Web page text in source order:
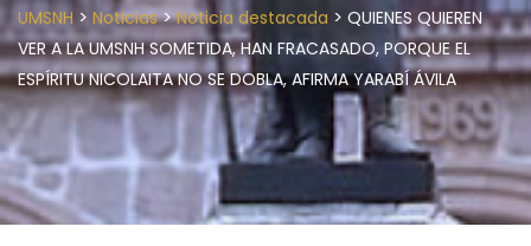
UMSNH > Noticias>Noticia destacada > QUIENES QUIEREN
VER A LA UMSNH SOMETIDA, HAN FRACASADO, PORQUE EL
ESPÍRITU NICOLAITA NO SE DOBLA, AFIRMA YARABÍ ÁVILA